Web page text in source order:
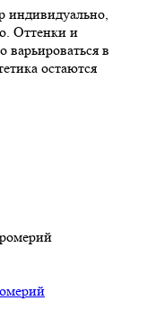
индивидуально,
Оттенки и
варьироваться в
остаются